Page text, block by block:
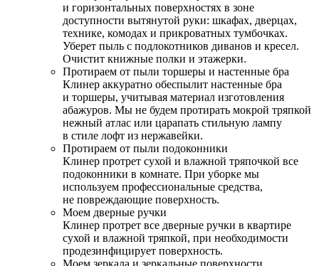
и горизонтальных поверхностях в зоне
доступности вытянутой руки: шкафах, дверцах,
технике, комодах и прикроватных тумбочках.
Уберет пыль с подлокотников диванов и кресел.
Очистит книжные полки и этажерки.
Протираем от пыли торшеры и настенные бра
Клинер аккуратно обеспылит настенные бра
и торшеры, учитывая материал изготовления
абажуров. Мы не будем протирать мокрой тряпкой
нежный атлас или царапать стильную лампу
в стиле лофт из нержавейки.
Протираем от пыли подоконники
Клинер протрет сухой и влажной тряпочкой все
подоконники в комнате. При уборке мы
используем профессиональные средства,
не повреждающие поверхность.
Моем дверные ручки
Клинер протрет все дверные ручки в квартире
сухой и влажной тряпкой, при необходимости
продезинфицирует поверхность.
Моем зеркала и зеркальные поверхности